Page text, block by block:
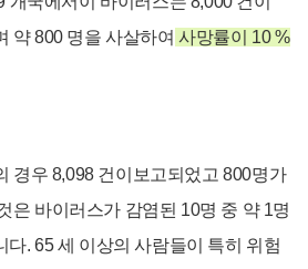
약 800 명을 사살하여 사망률이 10 %
경우 8,098 건이보고되었고 800명가
은 바이러스가 감염된 10명 중 약 1명
다. 65 세 이상의 사람들이 특히 위험